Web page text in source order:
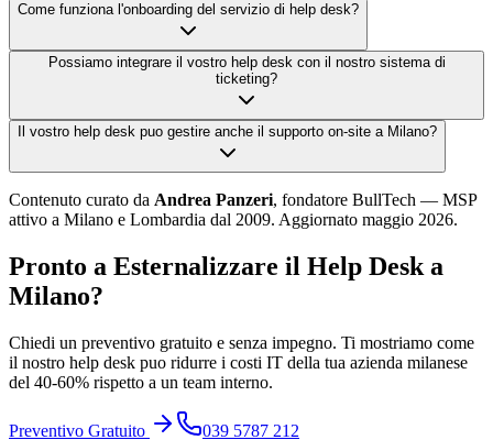
Come funziona l'onboarding del servizio di help desk?
Possiamo integrare il vostro help desk con il nostro sistema di
ticketing?
Il vostro help desk puo gestire anche il supporto on-site a Milano?
Contenuto curato da Andrea Panzeri, fondatore BullTech — MSP
attivo a Milano e Lombardia dal 2009. Aggiornato maggio 2026.
Pronto a Esternalizzare il Help Desk a
Milano?
Chiedi un preventivo gratuito e senza impegno. Ti mostriamo come
il nostro help desk puo ridurre i costi IT della tua azienda milanese
del 40-60% rispetto a un team interno.
Preventivo Gratuito 039 5787 212